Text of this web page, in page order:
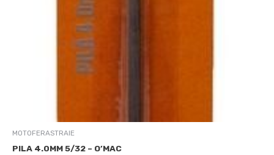
MOTOFERASTRAIE
PILA 4.0MM 5/32 – O’MAC